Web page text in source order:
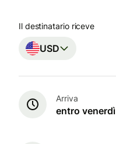
Il destinatario riceve
USD
Arriva
entro venerdì